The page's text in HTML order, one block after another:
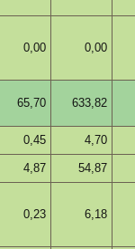
0,00 0,00
65,70 633,82
0,45 4,70
4,87 54,87
0,23 6,18